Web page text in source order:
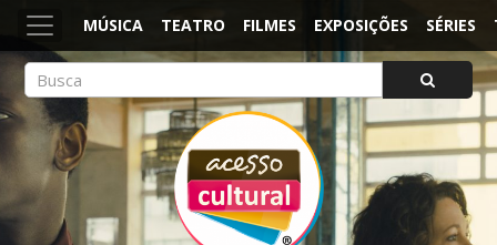
MÚSICA TEATRO FILMES EXPOSIÇÕES SÉRIES